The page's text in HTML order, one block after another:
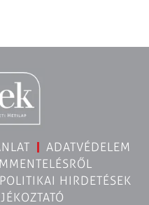
ADATVÉDELEM
POLITIKAI HIRDETÉSEK